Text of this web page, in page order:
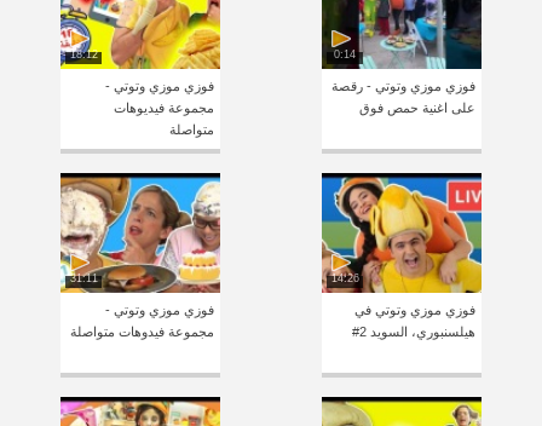
0:14
فوزي موزي وتوتي - رقصة
على اغنية حمص فوق
18:12
فوزي موزي وتوتي -
مجموعة فيديوهات
متواصلة
14:26
فوزي موزي وتوتي في
هيلسنبوري، السويد 2#
31:11
فوزي موزي وتوتي -
مجموعة فيدوهات متواصلة